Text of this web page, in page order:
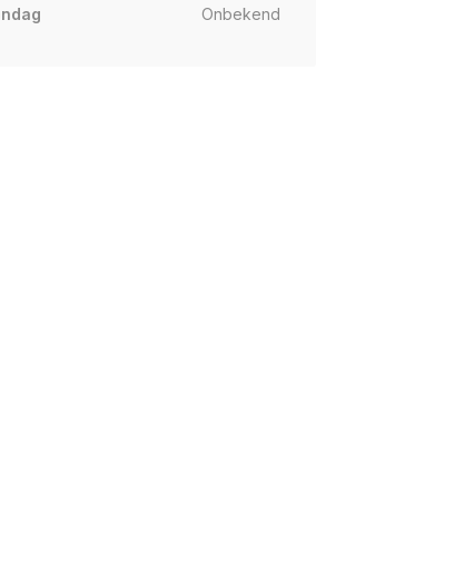
Onbekend